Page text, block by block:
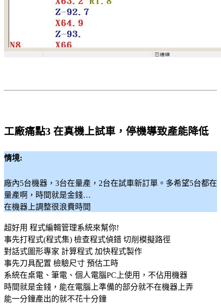
工廠痛點3 在真機上試車，停機導致產能降低
情境:
廠內5台機器，3台在量產，2台在試車新訂單。多希望5台都在
量產啊，時間就是金錢…
在機器上調整很浪費時間
超好用 程式編輯管理系統來幫你!
事先打程式(程式集) 檢查程式偵錯 切削模擬路徑
對話式圖形專家 計算程式 加快程式製作
事先刀具配置 檢驗尺寸 預估工時
系統在桌電、筆電、個人電腦PC上使用，不佔用機器
時間就是金錢，能在電腦上準備的部分就不在機器上弄
能一分鐘產出的就不花十分鐘